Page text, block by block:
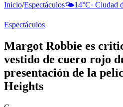
Inicio/Espectáculos🌤️14°C· Ciudad
Espectáculos
Margot Robbie es
vestido de cuero rojo
presentación de la
Heights